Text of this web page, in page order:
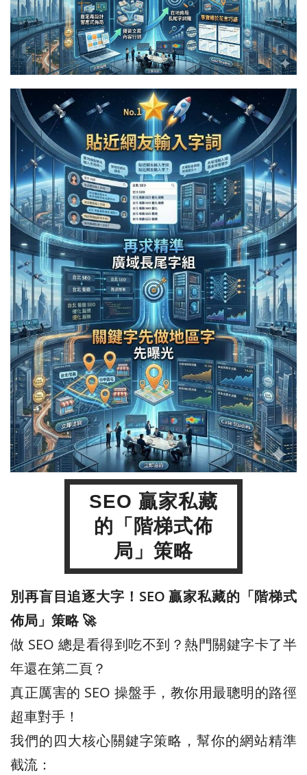
SEO 贏家私藏
的「階梯式佈
局」策略
別再盲目追逐大字！SEO 贏家私藏的「階梯式
佈局」策略 🚀
做 SEO 總是看得到吃不到？熱門關鍵字卡了半
年還在第二頁？
真正厲害的 SEO 操盤手，教你用最聰明的路徑
超車對手！
我們的四大核心關鍵字策略，幫你的網站精準
截流：